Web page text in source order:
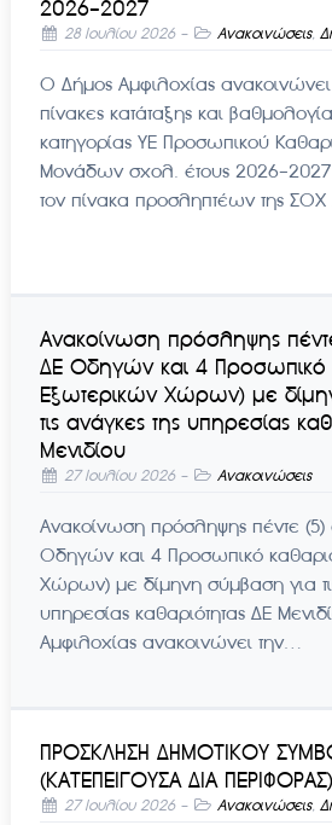
2026-2027
28 Ιουλίου 2026- Ανακοινώσεις,
Ο Δήμος Αμφιλοχίας ανακοινώνει
πίνακες κατάταξης και
κατηγορίας ΥΕ Προσωπικού
Μονάδων σχολ. έτους 2026-2027
τον πίνακα προσληπτέων της
Ανακοίνωση πρόσληψης
ΔΕ Οδηγών και 4 Προσωπικό
Εξωτερικών Χώρων) με
τις ανάγκες της υπηρεσίας
Μενιδίου
27 Ιουλίου 2026- Ανακοινώσεις
Ανακοίνωση πρόσληψης πέντε (5)
Οδηγών και 4 Προσωπικό
Χώρων) με δίμηνη σύμβαση για
υπηρεσίας καθαριότητας ΔΕ
Αμφιλοχίας ανακοινώνει την…
ΠΡΟΣΚΛΗΣΗ ΔΗΜΟΤΙΚΟΥ
(ΚΑΤΕΠΕΙΓΟΥΣΑ ΔΙΑ ΠΕΡΙΦΟΡΑΣ)
27 Ιουλίου 2026- Ανακοινώσεις,